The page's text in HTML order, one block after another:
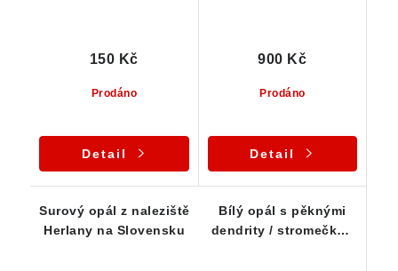
Prodáno
150 Kč
Detail
Prodáno
900 Kč
Detail
Surový opál z naleziště
Herlany na Slovensku
Bílý opál s pěknými
dendrity / stromečky -